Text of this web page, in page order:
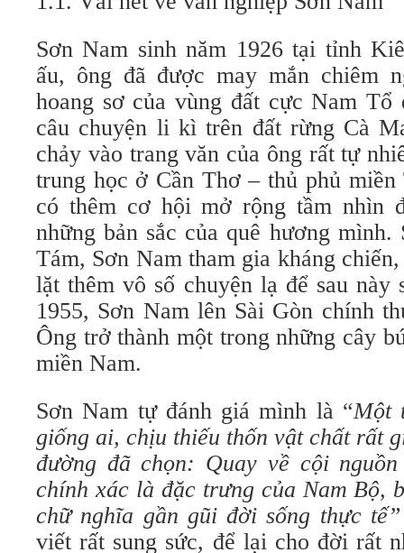
Sơn Nam sinh năm 1926 tại tỉnh
ấu, ông đã được may mắn chiêm
hoang sơ của vùng đất cực Nam Tổ
câu chuyện li kì trên đất rừng Cà
chảy vào trang văn của ông rất tự
trung học ở Cần Thơ – thủ phủ
có thêm cơ hội mở rộng tầm nhìn
những bản sắc của quê hương mình.
Tám, Sơn Nam tham gia kháng
lặt thêm vô số chuyện lạ để sau này
1955, Sơn Nam lên Sài Gòn chính
Ông trở thành một trong những cây
miền Nam.
Sơn Nam tự đánh giá mình là “Một
giống ai, chịu thiếu thốn vật chất rất
đường đã chọn: Quay về cội
chính xác là đặc trưng của Nam Bộ,
chữ nghĩa gần gũi đời sống thực
viết rất sung sức, để lại cho đời rất